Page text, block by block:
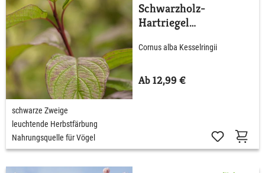
Schwarzholz-
Hartriegel
Cornus alba Kesselringii
Ab 12,99 €
schwarze Zweige
leuchtende Herbstfärbung
Nahrungsquelle für Vögel